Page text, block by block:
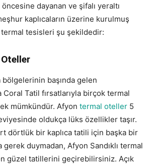
dayanan ve şifalı yeraltı
kaplıcaların üzerine kurulmuş
termal tesisleri şu şekildedir:
bölgelerinin başında gelen
Coral Tatil fırsatlarıyla birçok termal
mümkündür. Afyon termal oteller 5
oldukça lüks özellikler taşır.
dörtlük bir kaplıca tatili için başka bir
duymadan, Afyon Sandıklı termal
güzel tatillerini geçirebilirsiniz. Açık